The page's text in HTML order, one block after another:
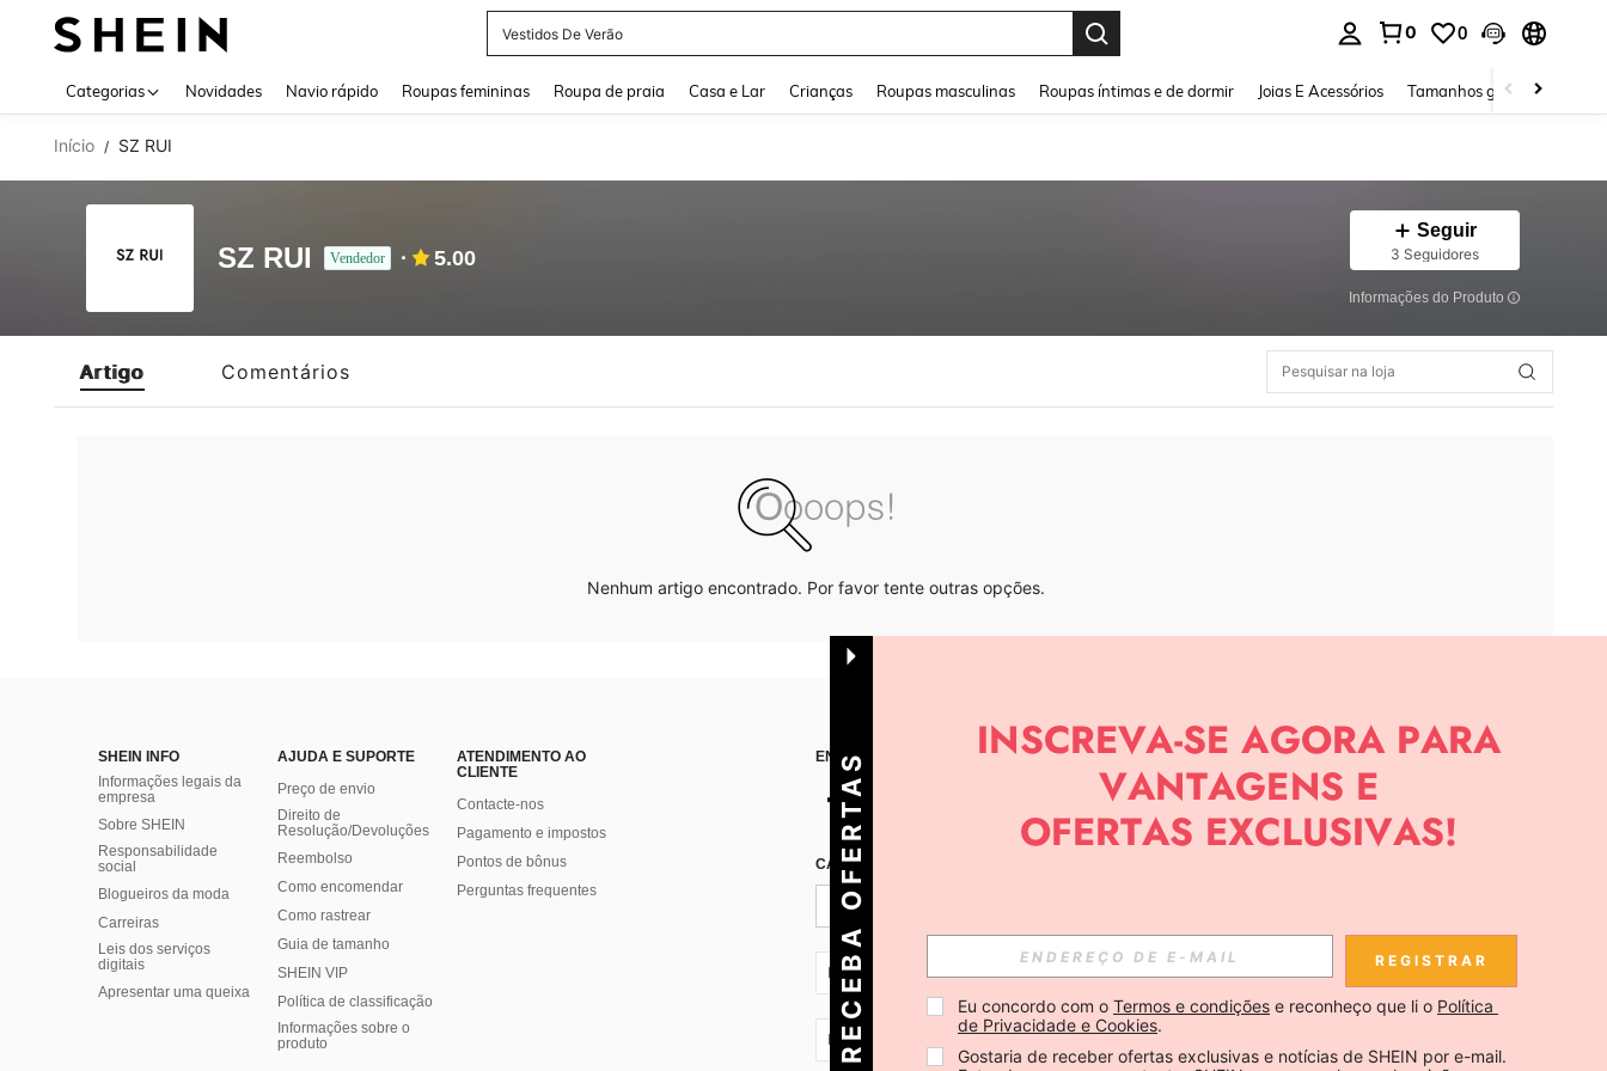
Vestidos De Verão
0 0
Categorias Novidades Navio rápido Roupas femininas Roupa de praia Casa e Lar Crianças Roupas masculinas Roupas íntimas e de dormir Joias E Acessórios Tamanhos grandes
Início / SZ RUI
SZ RUI Vendedor 5.00
Seguir
3 Seguidores
Informações do Produto
Artigo Comentários
Nenhum artigo encontrado. Por favor tente outras opções.
SHEIN INFO
Informações legais da
empresa
Sobre SHEIN
Responsabilidade
social
Blogueiros da moda
Carreiras
Leis dos serviços
digitais
Apresentar uma queixa
AJUDA E SUPORTE
Preço de envio
Direito de
Resolução/Devoluções
Reembolso
Como encomendar
Como rastrear
Guia de tamanho
SHEIN VIP
Política de classificação
​Informações sobre o
produto
ATENDIMENTO AO
CLIENTE
Contacte-nos
Pagamento e impostos
Pontos de bônus
Perguntas frequentes
ENCONTRE-NOS EM APP
CADASTRE-SE PARA RECEBER NOTÍCIAS SOBRE SHEIN.
PT + 351
PT + 351
R
E
C
E
B
A
O
E
R
T
A
S
D
I
Á REGISTRAR
Eu concordo com o Termos e condições e reconheço que li o Política
de Privacidade e Cookies.
Gostaria de receber ofertas exclusivas e notícias de SHEIN por e-mail.